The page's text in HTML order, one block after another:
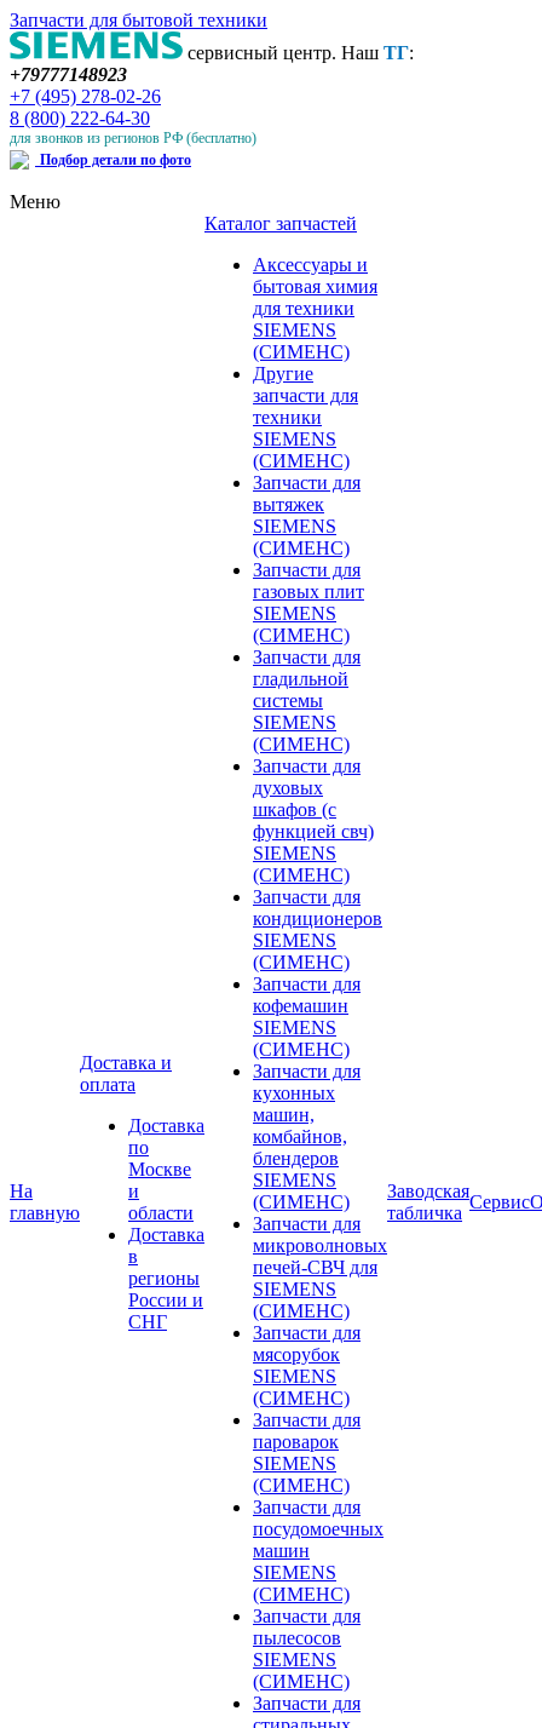
Запчасти для бытовой техники
сервисный центр. Наш ТГ:
+79777148923
+7 (495) 278-02-26
8 (800) 222-64-30
для звонков из регионов РФ (бесплатно)
Подбор детали по фото
Меню
На
главную
Доставка и
оплата
Доставка
по
Москве
и
области
Доставка
в
регионы
России и
СНГ
Каталог запчастей
Аксессуары и
бытовая химия
для техники
SIEMENS
(СИМЕНС)
Другие
запчасти для
техники
SIEMENS
(СИМЕНС)
Запчасти для
вытяжек
SIEMENS
(СИМЕНС)
Запчасти для
газовых плит
SIEMENS
(СИМЕНС)
Запчасти для
гладильной
системы
SIEMENS
(СИМЕНС)
Запчасти для
духовых
шкафов (с
функцией свч)
SIEMENS
(СИМЕНС)
Запчасти для
кондиционеров
SIEMENS
(СИМЕНС)
Запчасти для
кофемашин
SIEMENS
(СИМЕНС)
Запчасти для
кухонных
машин,
комбайнов,
блендеров
SIEMENS
(СИМЕНС)
Запчасти для
микроволновых
печей-СВЧ для
SIEMENS
(СИМЕНС)
Запчасти для
мясорубок
SIEMENS
(СИМЕНС)
Запчасти для
пароварок
SIEMENS
(СИМЕНС)
Запчасти для
посудомоечных
машин
SIEMENS
(СИМЕНС)
Запчасти для
пылесосов
SIEMENS
(СИМЕНС)
Запчасти для
Заводская
табличка
Сервис